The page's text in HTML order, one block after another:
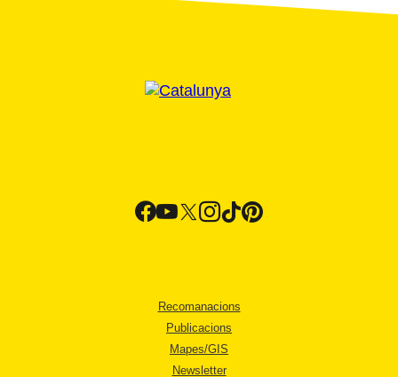
Recomanacions
Publicacions
Mapes/GIS
Newsletter